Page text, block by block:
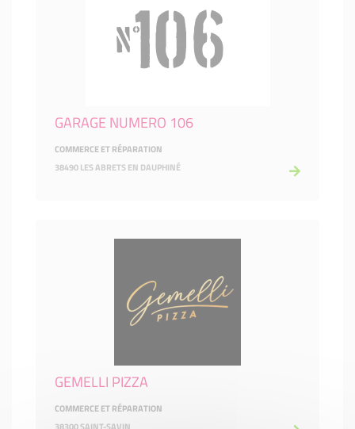
GARAGE NUMERO 106
COMMERCE ET RÉPARATION
38490 LES ABRETS EN DAUPHINÉ
GEMELLI PIZZA
COMMERCE ET RÉPARATION